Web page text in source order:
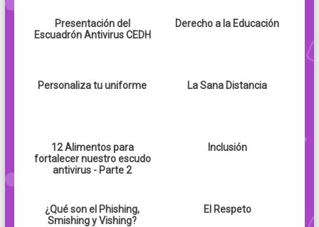
Presentación del
Escuadrón Antivirus CEDH
Derecho a la Educación
Personaliza tu uniforme La Sana Distancia
12 Alimentos para
fortalecer nuestro escudo
antivirus - Parte 2
Inclusión
¿Qué son el Phishing,
Smishing y Vishing?
El Respeto